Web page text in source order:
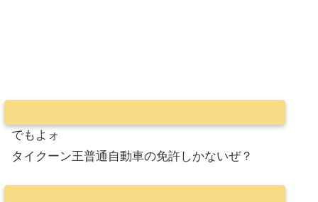
でもよォ
タイクーン王普通自動車の免許しかないぜ？